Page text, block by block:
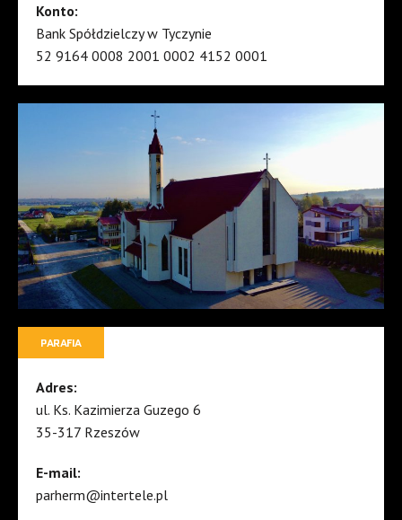
Konto:
Bank Spółdzielczy w Tyczynie
52 9164 0008 2001 0002 4152 0001
PARAFIA
Adres:
ul. Ks. Kazimierza Guzego 6
35-317 Rzeszów
E-mail:
parherm@intertele.pl